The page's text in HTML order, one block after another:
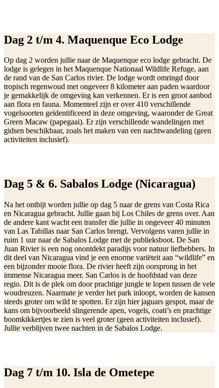
Dag 2 t/m 4. Maquenque Eco Lodge
Op dag 2 worden jullie naar de Maquenque eco lodge gebracht. De
lodge is gelegen in het Maquenque Nationaal Wildlife Refuge, aan
de rand van de San Carlos rivier. De lodge wordt omringd door
tropisch regenwoud met ongeveer 8 kilometer aan paden waardoor
je gemakkelijk de omgeving kan verkennen. Er is een groot aanbod
aan flora en fauna. Momenteel zijn er over 410 verschillende
vogelsoorten geïdentificeerd in deze omgeving, waaronder de Great
Green Macaw (papegaai). Er zijn verschillende wandelingen met
gidsen beschikbaar, zoals het maken van een nachtwandeling (geen
activiteiten inclusief).
Dag 5 & 6. Sabalos Lodge (Nicaragua)
Na het ontbijt worden jullie op dag 5 naar de grens van Costa Rica
en Nicaragua gebracht. Jullie gaan bij Los Chiles de grens over. Aan
de andere kant wacht een transfer die jullie in ongeveer 40 minuten
van Las Tabillas naar San Carlos brengt. Vervolgens varen jullie in
ruim 1 uur naar de Sabalos Lodge met de publieksboot. De San
Juan Rivier is een nog onontdekt paradijs voor natuur liefhebbers. In
dit deel van Nicaragua vind je een enorme variëteit aan “wildlife” en
een bijzonder mooie flora. De rivier heeft zijn oorsprong in het
immense Nicaragua meer. San Carlos is de hoofdstad van deze
regio. Dit is de plek om door prachtige jungle te lopen tussen de vele
woudreuzen. Naarmate je verder het park inloopt, worden de kansen
steeds groter om wild te spotten. Er zijn hier jaguars gespot, maar de
kans om bijvoorbeeld slingerende apen, vogels, coati’s en prachtige
boomkikkertjes te zien is veel groter (geen activiteiten inclusief).
Jullie verblijven twee nachten in de Sabalos Lodge.
Dag 7 t/m 10. Isla de Ometepe